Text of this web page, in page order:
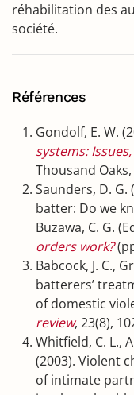
réhabilitation des
société.
Références
Gondolf, E. W.
systems:
Thousand
Saunders, D.
batter: Do we
Buzawa, C. G.
orders work?
Babcock, J. C.,
batterers’
of domestic
review, 23(8),
Whitfield, C. L.,
(2003). Violent
of intimate